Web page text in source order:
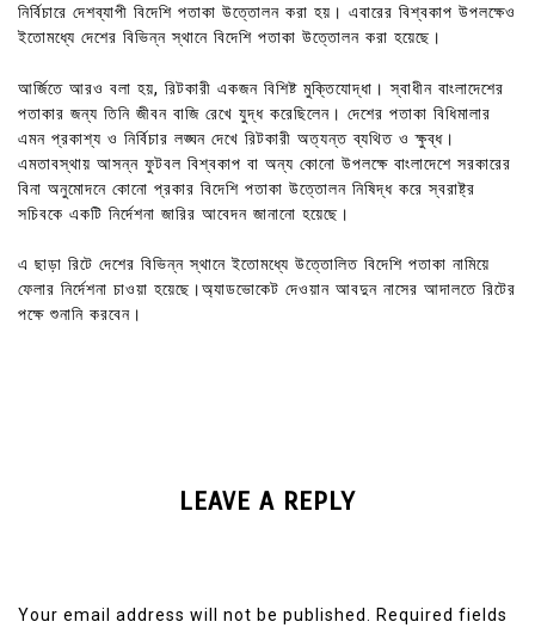
নির্বিচারে দেশব্যাপী বিদেশি পতাকা উত্তোলন করা হয়। এবারের বিশ্বকাপ উপলক্ষেও
ইতোমধ্যে দেশের বিভিন্ন স্থানে বিদেশি পতাকা উত্তোলন করা হয়েছে।
আর্জিতে আরও বলা হয়, রিটকারী একজন বিশিষ্ট মুক্তিযোদ্ধা। স্বাধীন বাংলাদেশের
পতাকার জন্য তিনি জীবন বাজি রেখে যুদ্ধ করেছিলেন। দেশের পতাকা বিধিমালার
এমন প্রকাশ্য ও নির্বিচার লঙ্ঘন দেখে রিটকারী অত্যন্ত ব্যথিত ও ক্ষুব্ধ।
এমতাবস্থায় আসন্ন ফুটবল বিশ্বকাপ বা অন্য কোনো উপলক্ষে বাংলাদেশে সরকারের
বিনা অনুমোদনে কোনো প্রকার বিদেশি পতাকা উত্তোলন নিষিদ্ধ করে স্বরাষ্ট্র
সচিবকে একটি নির্দেশনা জারির আবেদন জানানো হয়েছে।
এ ছাড়া রিটে দেশের বিভিন্ন স্থানে ইতোমধ্যে উত্তোলিত বিদেশি পতাকা নামিয়ে
ফেলার নির্দেশনা চাওয়া হয়েছে।অ্যাডভোকেট দেওয়ান আবদুন নাসের আদালতে রিটের
পক্ষে শুনানি করবেন।
LEAVE A REPLY
Your email address will not be published.
Required fields